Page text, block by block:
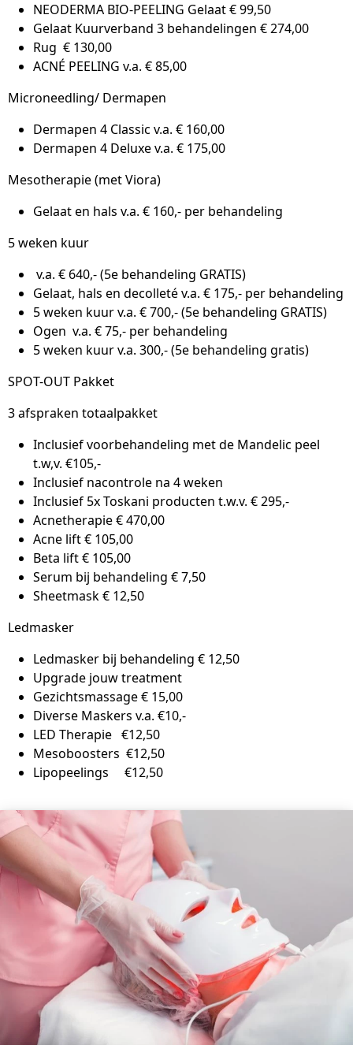
NEODERMA BIO-PEELING Gelaat € 99,50
Gelaat Kuurverband 3 behandelingen € 274,00
Rug € 130,00
ACNÉ PEELING v.a. € 85,00
Microneedling/ Dermapen
Dermapen 4 Classic v.a. € 160,00
Dermapen 4 Deluxe v.a. € 175,00
Mesotherapie (met Viora)
Gelaat en hals v.a. € 160,- per behandeling
5 weken kuur
v.a. € 640,- (5e behandeling GRATIS)
Gelaat, hals en decolleté v.a. € 175,- per behandeling
5 weken kuur v.a. € 700,- (5e behandeling GRATIS)
Ogen v.a. € 75,- per behandeling
5 weken kuur v.a. 300,- (5e behandeling gratis)
SPOT-OUT Pakket
3 afspraken totaalpakket
Inclusief voorbehandeling met de Mandelic peel
t.w,v. €105,-
Inclusief nacontrole na 4 weken
Inclusief 5x Toskani producten t.w.v. € 295,-
Acnetherapie € 470,00
Acne lift € 105,00
Beta lift € 105,00
Serum bij behandeling € 7,50
Sheetmask € 12,50
Ledmasker
Ledmasker bij behandeling € 12,50
Upgrade jouw treatment
Gezichtsmassage € 15,00
Diverse Maskers v.a. €10,-
LED Therapie €12,50
Mesoboosters €12,50
Lipopeelings €12,50